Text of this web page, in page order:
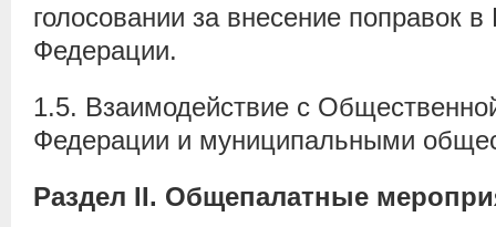
голосовании за внесение поправок
Федерации.
1.5. Взаимодействие с
Федерации и муниципальными
Раздел II. Общепалатные